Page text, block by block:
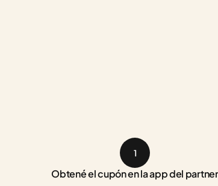
1
Obtené el cupón en la app del partner